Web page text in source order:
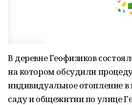
В деревне Геофизиков
на котором обсудили
индивидуальное отопление
саду и общежитии по улице